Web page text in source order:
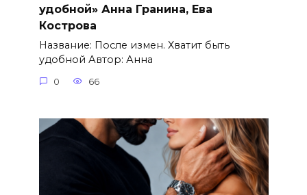
удобной» Анна Гранина, Ева
Кострова
Название: После измен. Хватит быть
удобной Автор: Анна
0 66